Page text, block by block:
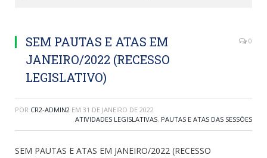
SEM PAUTAS E ATAS EM
JANEIRO/2022 (RECESSO
LEGISLATIVO)
0
POR CR2-ADMIN2 EM 31 DE JANEIRO DE 2022
ATIVIDADES LEGISLATIVAS, PAUTAS E ATAS DAS SESSÕES
SEM PAUTAS E ATAS EM JANEIRO/2022 (RECESSO